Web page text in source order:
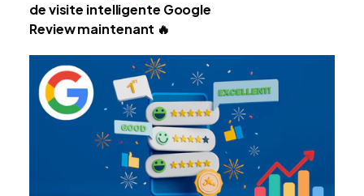
de visite intelligente Google
Review maintenant 🔥